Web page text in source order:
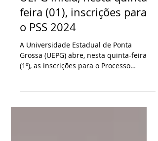
31 de jul. de 2024 2 min de leitura
UEPG inicia, nesta quinta-
feira (01), inscrições para
o PSS 2024
A Universidade Estadual de Ponta
(1º), as inscrições para o Processo